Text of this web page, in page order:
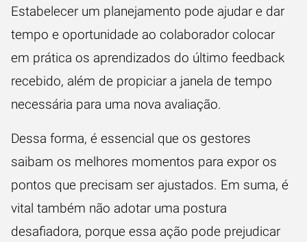
Estabelecer um planejamento pode ajudar e dar
tempo e oportunidade ao colaborador colocar
em prática os aprendizados do último feedback
recebido, além de propiciar a janela de tempo
necessária para uma nova avaliação.
Dessa forma, é essencial que os gestores
saibam os melhores momentos para expor os
pontos que precisam ser ajustados. Em suma, é
vital também não adotar uma postura
desafiadora, porque essa ação pode prejudicar